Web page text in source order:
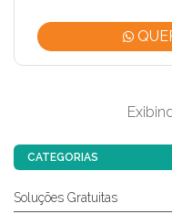
CATEGORIAS
Soluções Gratuitas